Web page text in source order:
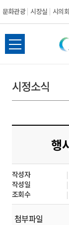
문화관광 시장실 시의회
전
체
뉴
열
시정소식
행
작성자
작성일
조회수
첨부파일